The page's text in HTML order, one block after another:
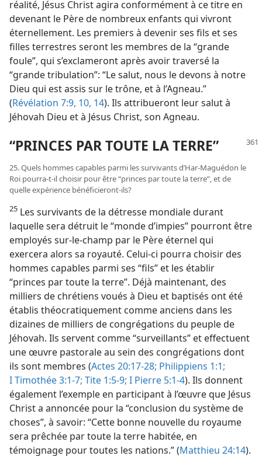
réalité, Jésus Christ agira conformément à ce titre en
devenant le Père de nombreux enfants qui vivront
éternellement. Les premiers à devenir ses fils et ses
filles terrestres seront les membres de la “grande
foule”, qui s’exclameront après avoir traversé la
“grande tribulation”: “Le salut, nous le devons à notre
Dieu qui est assis sur le trône, et à l’Agneau.”
(Révélation 7:9, 10, 14). Ils attribueront leur salut à
Jéhovah Dieu et à Jésus Christ, son Agneau.
“PRINCES PAR TOUTE LA TERRE”
25. Quels hommes capables parmi les survivants d’Har-Maguédon le
Roi pourra-​t-​il choisir pour être “princes par toute la terre”, et de
quelle expérience bénéficieront-​ils?
25 Les survivants de la détresse mondiale durant
laquelle sera détruit le “monde d’impies” pourront être
employés sur-le-champ par le Père éternel qui
exercera alors sa royauté. Celui-ci pourra choisir des
hommes capables parmi ses “fils” et les établir
“princes par toute la terre”. Déjà maintenant, des
milliers de chrétiens voués à Dieu et baptisés ont été
établis théocratiquement comme anciens dans les
dizaines de milliers de congrégations du peuple de
Jéhovah. Ils servent comme “surveillants” et effectuent
une œuvre pastorale au sein des congrégations dont
ils sont membres (Actes 20:17-28; Philippiens 1:1;
I Timothée 3:1-7; Tite 1:5-9; I Pierre 5:1-4). Ils donnent
également l’exemple en participant à l’œuvre que Jésus
Christ a annoncée pour la “conclusion du système de
choses”, à savoir: “Cette bonne nouvelle du royaume
sera prêchée par toute la terre habitée, en
témoignage pour toutes les nations.” (Matthieu 24:14).